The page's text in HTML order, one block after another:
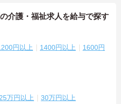
介護・福祉求人を給与で探す
円以上 1400円以上
1600円
25万円以上 30万円以上